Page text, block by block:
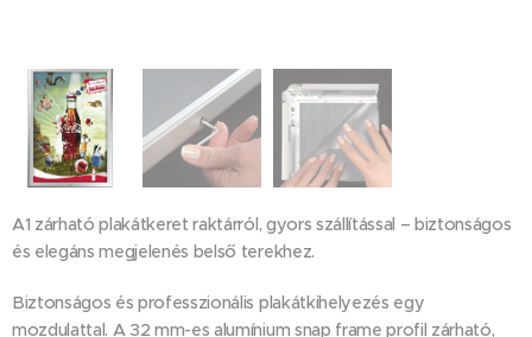
A1 zárható plakátkeret raktárról, gyors szállítással – biztonságos
és elegáns megjelenés belső terekhez.
Biztonságos és professzionális plakátkihelyezés egy
mozdulattal. A 32 mm-es alumínium snap frame profil zárható,